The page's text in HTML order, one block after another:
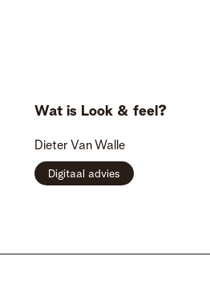
Wat is Look & feel?
Dieter Van Walle
Digitaal advies